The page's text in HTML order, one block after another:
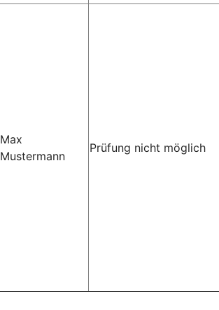
Max
Mustermann
Prüfung nicht möglich